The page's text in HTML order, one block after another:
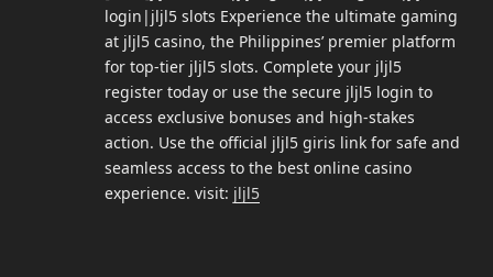
login|jljl5 slots Experience the ultimate gaming
at jljl5 casino, the Philippines’ premier platform
for top-tier jljl5 slots. Complete your jljl5
register today or use the secure jljl5 login to
access exclusive bonuses and high-stakes
action. Use the official jljl5 giris link for safe and
seamless access to the best online casino
experience. visit: jljl5